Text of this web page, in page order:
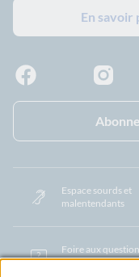
En savoir
Espace sourds et
malentendants
Foire aux
centre d'aide